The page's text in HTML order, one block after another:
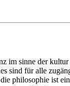
im sinne der
sind für alle
philosophie ist